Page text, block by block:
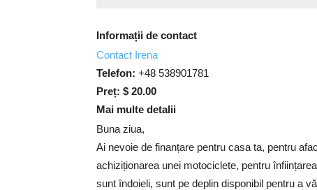
Informații de contact
Contact Irena
Telefon: +48 538901781
Preț: $ 20.00
Mai multe detalii
Buna ziua,
Ai nevoie de finanțare pentru casa ta, pentru
achiziționarea unei motociclete, pentru
sunt îndoieli, sunt pe deplin disponibil pentru a